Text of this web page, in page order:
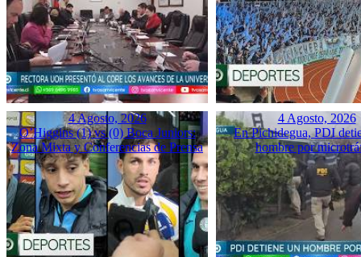
4 Agosto, 2026
O’Higgins (1) vs (0) Boca Juniors:
Zona Mixta y Conferencias de Prensa
4 Agosto, 2026
En Pichidegua, PDI
hombre por